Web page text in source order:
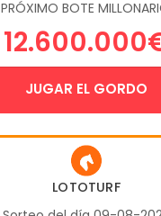
PRÓXIMO BOTE
JUGAR EL GORDO
LOTOTURF